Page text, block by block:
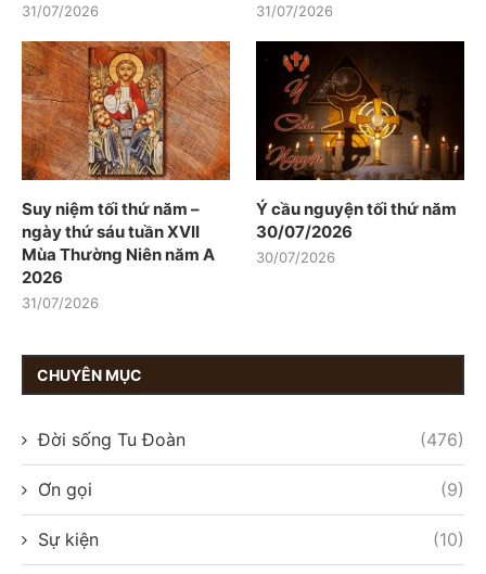
31/07/2026 31/07/2026
Suy niệm tối thứ năm –
ngày thứ sáu tuần XVII
Mùa Thường Niên năm A
2026
31/07/2026
Ý cầu nguyện tối thứ năm
30/07/2026
30/07/2026
CHUYÊN MỤC
Đời sống Tu Đoàn (476)
Ơn gọi (9)
Sự kiện (10)